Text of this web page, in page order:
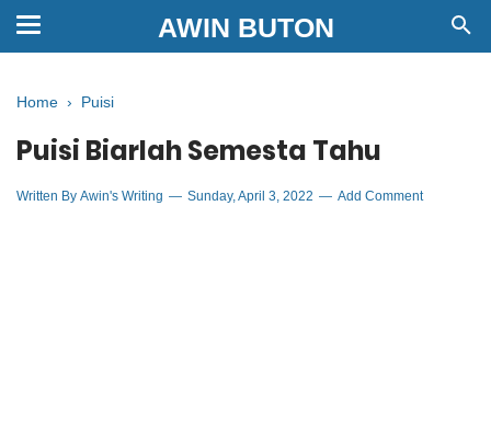
AWIN BUTON
Home › Puisi
Puisi Biarlah Semesta Tahu
Written By Awin's Writing Sunday, April 3, 2022 Add Comment